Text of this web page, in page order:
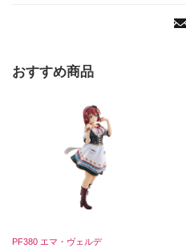
おすすめ商品
PF380 エマ・ヴェルデ